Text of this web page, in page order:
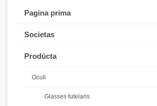
Pagina prima
Societas
Prodūcta
Oculi
Glasses tutelaris